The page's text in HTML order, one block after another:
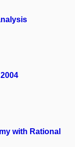
with Rational